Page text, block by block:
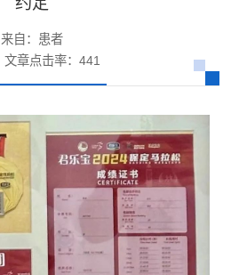
来自：患者
文章点击率：441